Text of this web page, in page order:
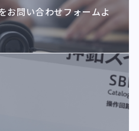
お問い合わせフォームよ